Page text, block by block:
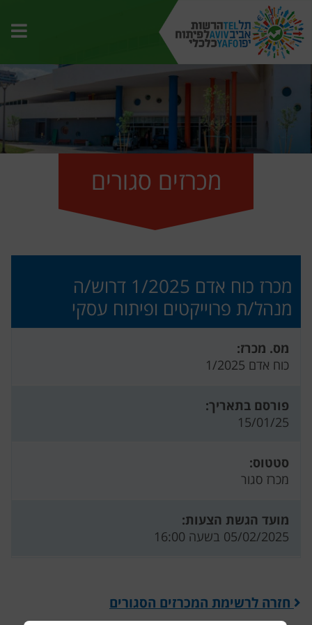
מכרזים סגורים
מכרז כוח אדם 1/2025 דרוש/ה
מנהל/ת פרוייקטים ופיתוח עסקי
מס. מכרז:
כוח אדם 1/2025
פורסם בתאריך:
15/01/25
סטטוס:
מכרז סגור
מועד הגשת הצעות:
05/02/2025 בשעה 16:00
חזרה לרשימת המכרזים הסגורים